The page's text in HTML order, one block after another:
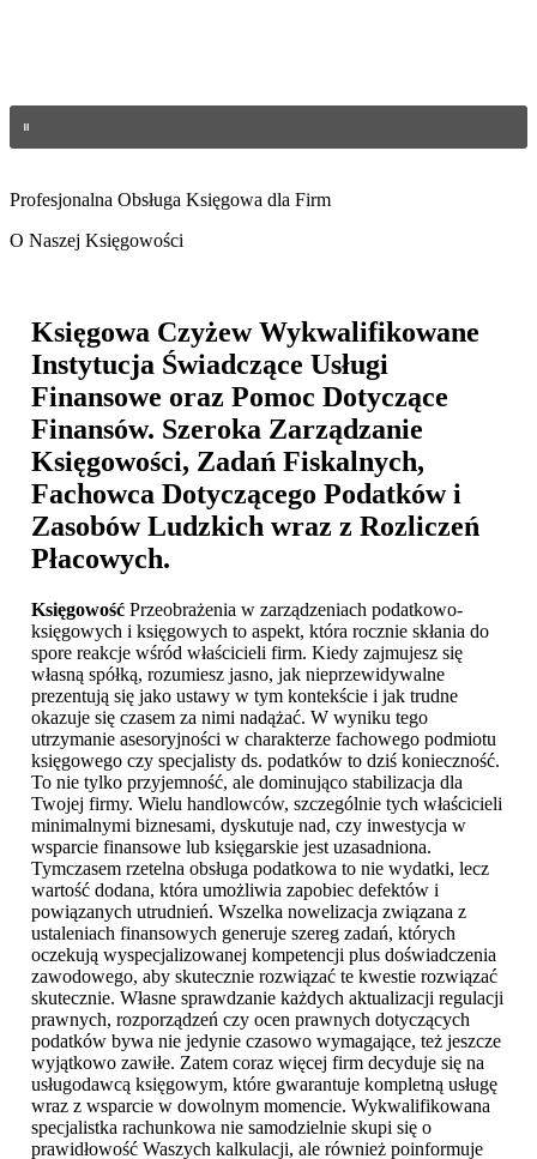
Profesjonalna Obsługa Księgowa dla Firm
O Naszej Księgowości
Księgowa CzyżewWykwalifikowane
Instytucja Świadczące Usługi
Finansowe oraz Pomoc Dotyczące
Finansów. Szeroka Zarządzanie
Księgowości, Zadań Fiskalnych,
Fachowca Dotyczącego Podatków i
Zasobów Ludzkich wraz z Rozliczeń
Płacowych.
Księgowość Przeobrażenia w zarządzeniach podatkowo-
księgowych i księgowych to aspekt, która rocznie skłania do
spore reakcje wśród właścicieli firm. Kiedy zajmujesz się
własną spółką, rozumiesz jasno, jak nieprzewidywalne
prezentują się jako ustawy w tym kontekście i jak trudne
okazuje się czasem za nimi nadążać. W wyniku tego
utrzymanie asesoryjności w charakterze fachowego podmiotu
księgowego czy specjalisty ds. podatków to dziś konieczność.
To nie tylko przyjemność, ale dominująco stabilizacja dla
Twojej firmy. Wielu handlowców, szczególnie tych właścicieli
minimalnymi biznesami, dyskutuje nad, czy inwestycja w
wsparcie finansowe lub księgarskie jest uzasadniona.
Tymczasem rzetelna obsługa podatkowa to nie wydatki, lecz
wartość dodana, która umożliwia zapobiec defektów i
powiązanych utrudnień. Wszelka nowelizacja związana z
ustaleniach finansowych generuje szereg zadań, których
oczekują wyspecjalizowanej kompetencji plus doświadczenia
zawodowego, aby skutecznie rozwiązać te kwestie rozwiązać
skutecznie. Własne sprawdzanie każdych aktualizacji regulacji
prawnych, rozporządzeń czy ocen prawnych dotyczących
podatków bywa nie jedynie czasowo wymagające, też jeszcze
wyjątkowo zawiłe. Zatem coraz więcej firm decyduje się na
usługodawcą księgowym, które gwarantuje kompletną usługę
wraz z wsparcie w dowolnym momencie. Wykwalifikowana
specjalistka rachunkowa nie samodzielnie skupi się o
prawidłowość Waszych kalkulacji, ale również poinformuje